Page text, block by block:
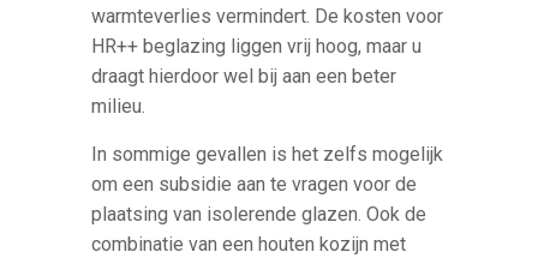
warmteverlies vermindert. De kosten voor
HR++ beglazing liggen vrij hoog, maar u
draagt hierdoor wel bij aan een beter
milieu.
In sommige gevallen is het zelfs mogelijk
om een subsidie aan te vragen voor de
plaatsing van isolerende glazen. Ook de
combinatie van een houten kozijn met